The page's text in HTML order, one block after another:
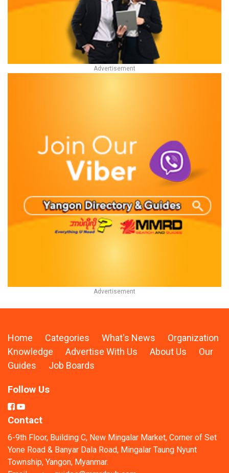
Home Categories What's News
Organization
Knowledge
Advertise With Us About Us
Our
Guides
Job Boards
Follow Us
Contact
6-9th Floor, Building C, New Mingalar Market, Corner of Set
Yone Road & Banyar Dala Road, Mingalar Taung Nyunt
Township, Yangon, Myanmar.